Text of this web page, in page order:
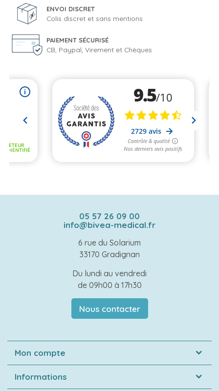
ENVOI DISCRET
Colis discret et sans mentions
PAIEMENT SÉCURISÉ
CB, Paypal, Virement et Chèques
05 57 26 09 00
info@bivea-medical.fr
6 rue du Solarium
33170 Gradignan
Du lundi au vendredi
de 09h00 à 17h30
Nous contacter
Mon compte
Informations